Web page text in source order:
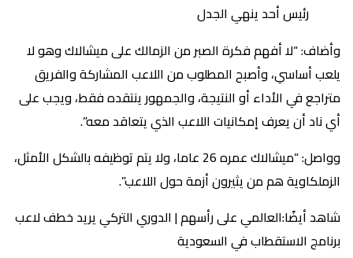
رئيس أحد ينهي الجدل
وأضاف: “لا أفهم فكرة الصبر من الزمالك على ميشالاك وهو لا
يلعب أساسي، وأصبح المطلوب من اللاعب المشاركة والفريق
متراجع في الأداء أو النتيجة، والجمهور ينتقده فقط، ويجب على
أي ناد أن يعرف إمكانيات اللاعب الذي يتعاقد معه”.
وواصل: “ميشالاك عمره 26 عاما، ولا يتم توظيفه بالشكل الأمثل،
الزملكاوية هم من يثيرون أزمة حول اللاعب”.
شاهد أيضًا:العالمي على رأسهم | الدوري التركي يريد خطف لاعب
برنامج الاستقطاب في السعودية